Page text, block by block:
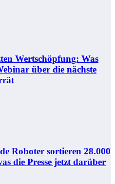
Wertschöpfung: Was
über die nächste
Roboter sortieren 28.000
die Presse jetzt darüber